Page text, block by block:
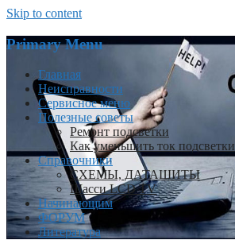
Skip to content
Primary Menu
Главная
Неисправности
Сервисное меню
Полезные советы
Ремонт подсветки
Как уменьшить ток подсветки
Справочники
СХЕМЫ, ДАТАШИТЫ
Шасси LCD TV
Начинающим
ФОРУМ
Литература